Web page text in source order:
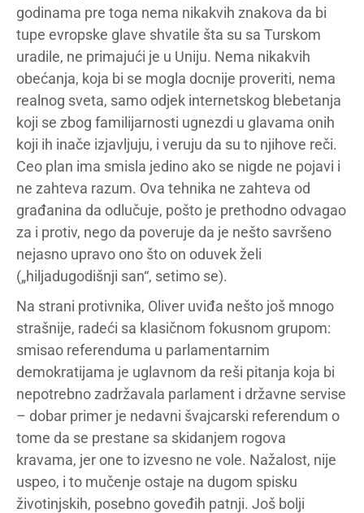
godinama pre toga nema nikakvih znakova da bi
tupe evropske glave shvatile šta su sa Turskom
uradile, ne primajući je u Uniju. Nema nikakvih
obećanja, koja bi se mogla docnije proveriti, nema
realnog sveta, samo odjek internetskog blebetanja
koji se zbog familijarnosti ugnezdi u glavama onih
koji ih inače izjavljuju, i veruju da su to njihove reči.
Ceo plan ima smisla jedino ako se nigde ne pojavi i
ne zahteva razum. Ova tehnika ne zahteva od
građanina da odlučuje, pošto je prethodno odvagao
za i protiv, nego da poveruje da je nešto savršeno
nejasno upravo ono što on oduvek želi
(„hiljadugodišnji san“, setimo se).
Na strani protivnika, Oliver uviđa nešto još mnogo
strašnije, radeći sa klasičnom fokusnom grupom:
smisao referenduma u parlamentarnim
demokratijama je uglavnom da reši pitanja koja bi
nepotrebno zadržavala parlament i državne servise
– dobar primer je nedavni švajcarski referendum o
tome da se prestane sa skidanjem rogova
kravama, jer one to izvesno ne vole. Nažalost, nije
uspeo, i to mučenje ostaje na dugom spisku
životinjskih, posebno goveđih patnji. Još bolji